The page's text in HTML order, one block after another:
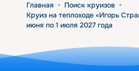
Главная • Поиск круизов •
Круиз на теплоходе «Игорь
июня по 1 июля 2027 года